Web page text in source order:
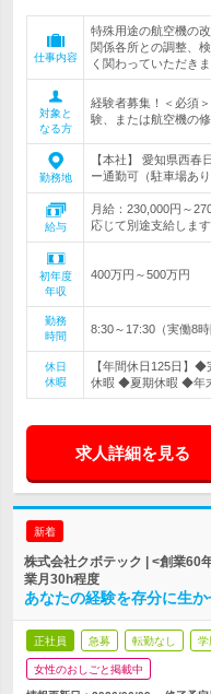
仕事内容
特殊用途の航空機の
関係各所との調整、
く関わっていただきま
対象と
なる方
経験者募集！＜必須
験、または航空機の
勤務地
【本社】 愛知県西
ー通勤可（駐車場あ
給与
月給：230,000円～
応じて別途支給しま
初年度
年収
400万円～500万円
勤務
時間
8:30～17:30（実働8
休日
休暇
【年間休日125日】
休暇 ◆夏期休暇 ◆年
求人詳細を見る
新着
株式会社クボテック | <創業60
業月30h程度
あなたの経験を存分に生
正社員 急募 転勤なし 学
女性のおしごと掲載中